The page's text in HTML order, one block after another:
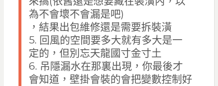
為不會壞不會漏是吧)
，結果出包維修還是需要拆裝潢
5. 回風的空間要多大就有多大是一
定的，但別忘天龍國寸金寸土
6. 吊隱漏水在那裏出現，你最後才
會知道，壁掛會裝的會把變數控制好